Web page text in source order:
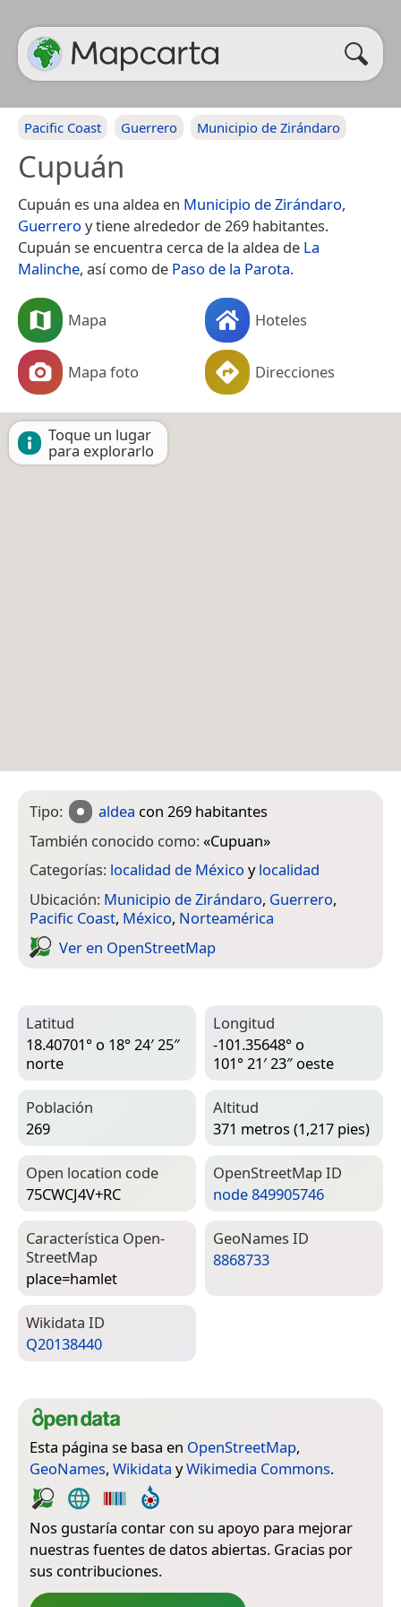
Pacific Coast Guerrero Municipio de Zirándaro
Cupuán
Cupuán es una aldea en Municipio de Zirándaro,
Guerrero y tiene alrededor de 269 habitantes.
Cupuán se encuentra cerca de la aldea de La
Malinche, así como de Paso de la Parota.
Mapa Hoteles
Mapa foto Direcciones
Toque un lugar
para explorarlo
Tipo: aldea con 269 habitantes
También conocido como:«Cupuan»
Categorías: localidad de México ylocalidad
Ubicación: Municipio de Zirándaro, Guerrero,
Pacific Coast, México, Norteamérica
Ver en Open­Street­Map
Latitud
18.40701° o 18° 24′ 25″
norte
Longitud
-101.35648° o
101° 21′ 23″ oeste
Población
269
Altitud
371 metros (1,217 pies)
Open location code
75CWCJ4V+RC
Open­Street­Map ID
node 849905746
Característica Open­
Street­Map
place=­hamlet
Geo­Names ID
8868733
Wiki­data ID
Q20138440
Esta página se basa en OpenStreetMap,
GeoNames, Wikidata yWikimedia Commons.
Nos gustaría contar con su apoyo para mejorar
nuestras fuentes de datos abiertas. Gracias por
sus contribuciones.